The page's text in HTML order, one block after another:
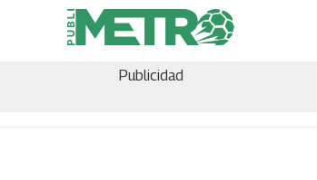
Publicidad